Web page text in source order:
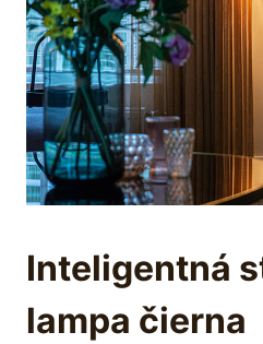
Inteligentná
lampa čierna